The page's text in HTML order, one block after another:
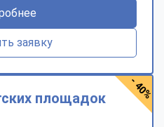
заявку
площадок - 40%